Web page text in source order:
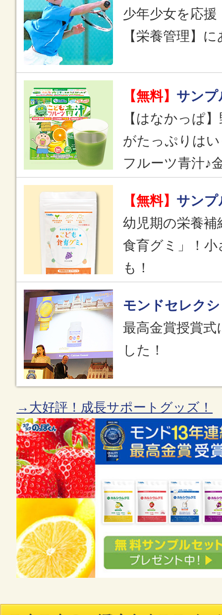
少年少女を応
【栄養管理】
【無料】 サンプ
【はなかっぱ
がたっぷりは
フルーツ青汁♪
【無料】 サンプ
幼児期の栄養
食育グミ」！
も！
モンドセレク
最高金賞授賞
した！
→大好評！成長サポートグッズ！